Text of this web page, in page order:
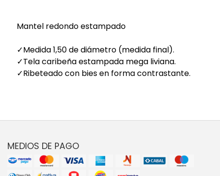
Mantel redondo estampado
✓Medida 1,50 de diámetro (medida final).
✓Tela caribeña estampada mega liviana.
✓Ribeteado con bies en forma contrastante.
MEDIOS DE PAGO